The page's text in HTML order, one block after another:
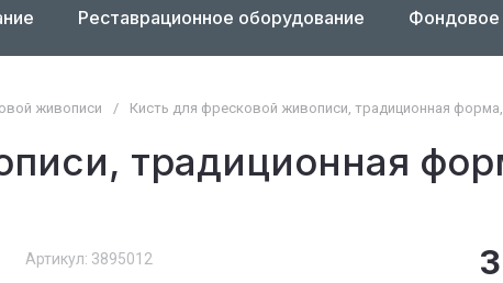
Реставрационное оборудование Фондовое
живописи / Кисть для фресковой живописи, традиционная
традиционная
Артикул: 3895012